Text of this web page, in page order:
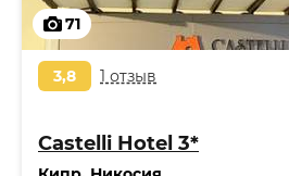
71
3,8 1 отзыв
Castelli Hotel 3*